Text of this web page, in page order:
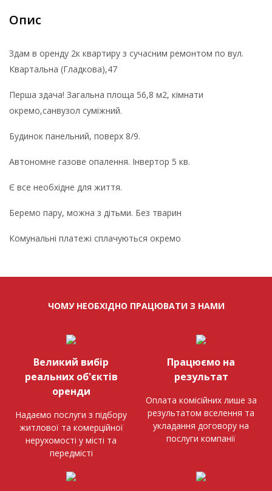
Опис
Здам в оренду 2к квартиру з сучасним ремонтом по вул.
Квартальна (Гладкова),47
Перша здача! Загальна площа 56,8 м2, кімнати
окремо,санвузол суміжний.
Будинок панельний, поверх 8/9.
Автономне газове опалення. Інвертор 5 кв.
Є все необхідне для життя.
Беремо пару, можна з дітьми. Без тварин
Комунальні платежі сплачуються окремо
ЧОМУ НЕОБХІДНО ПРАЦЮВАТИ З НАМИ
Великий вибір
реальних об'єктів
оренди
Надаємо послуги з підбору
житлової та комерційної
нерухомості у місті та
передмісті
Працюємо на
результат
Оплата комісійних лише за
результатом вселення та
укладання договору на
послуги компанії